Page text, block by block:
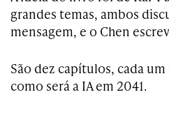
grandes temas, ambos
mensagem, e o Chen
São dez capítulos, cada
como será a IA em 2041.